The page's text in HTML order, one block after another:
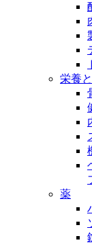
栄養
薬